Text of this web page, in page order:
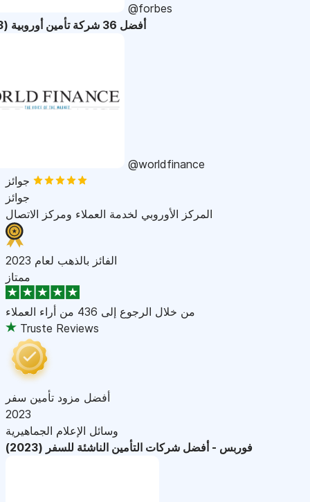
@forbes
أفضل 36 شركة تأمين أوروبية (2023)
@worldfinance
جوائز
المركز الأوروبي لخدمة العملاء ومركز الاتصال
الفائز بالذهب لعام 2023
ممتاز
من خلال الرجوع إلى 436 من أراء العملاء
Truste Reviews
أفضل مزود تأمين سفر
2023
وسائل الإعلام الجماهيرية
فوربس - أفضل شركات التأمين الناشئة للسفر (2023)